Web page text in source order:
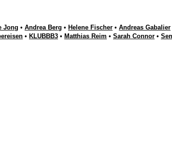
Jong • Andrea Berg • Helene Fischer • Andreas Gabalier
• KLUBBB3 • Matthias Reim • Sarah Connor •